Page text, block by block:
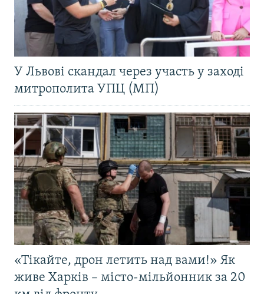
У Львові скандал через участь у заході
митрополита УПЦ (МП)
«Тікайте, дрон летить над вами!» Як
живе Харків – місто-мільйонник за 20